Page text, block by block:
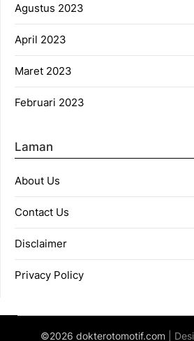
Agustus 2023
April 2023
Maret 2023
Februari 2023
Laman
About Us
Contact Us
Disclaimer
Privacy Policy
©2026 dokterotomotif.com |